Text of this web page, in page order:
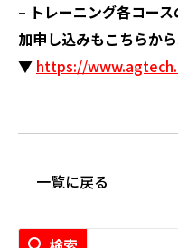
– トレーニング各コー
加申し込みもこちらから
▼ https://
一覧に戻る